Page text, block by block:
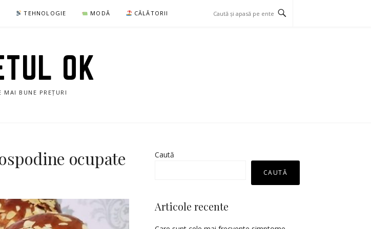
TEHNOLOGIE MODĂ CĂLĂTORII
OK
MAI BUNE PREȚURI
ocupate Caută
CAUTĂ
Articole recente